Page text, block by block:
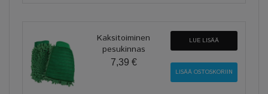
Kaksitoiminen
pesukinnas
7,39 €
LUE LISÄÄ